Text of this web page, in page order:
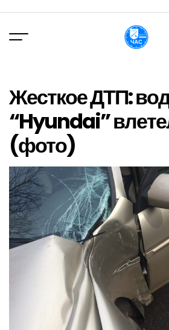
вмісту
Жесткое ДТП:
“Hyundai”
(фото)